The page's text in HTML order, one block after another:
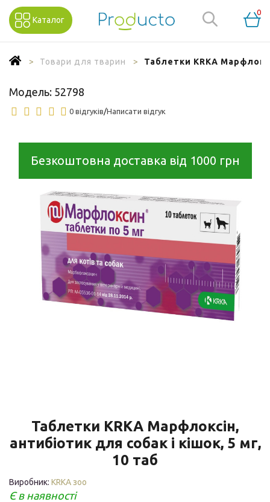
Каталог
0
Товари для тварин Таблетки KRKA
Модель: 52798
0 відгуків/Написати відгук
Безкоштовна доставка від 1000 грн
Таблетки KRKA Марфлоксін,
антибіотик для собак і кішок, 5 мг,
10 таб
Виробник: КRКА зоо
Є в наявності